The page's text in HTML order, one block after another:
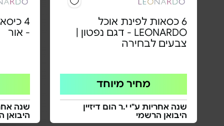
6 כסאות לפינת אוכל
LEONARDO - דגם נפטון |
צבעים לבחירה
מחיר מיוחד
שנה אחריות ע"י י.ר הום דיזיין
היבואן הרשמי
4
- אור
שנה
היבואן